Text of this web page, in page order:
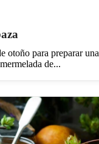
otoño para preparar una
de...